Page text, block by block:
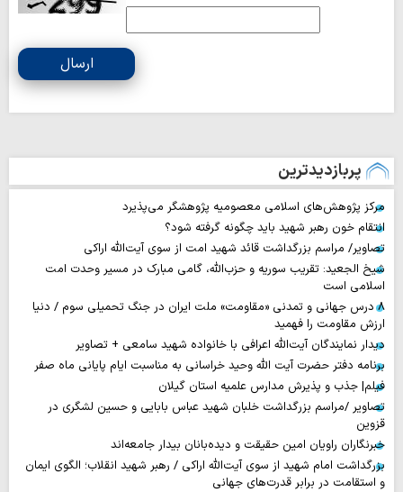
ارسال
پربازدیدترین
مرکز پژوهش‌های اسلامی معصومیه پژوهشگر می‌پذیرد
انتقام خون رهبر شهید باید چگونه گرفته شود؟
تصاویر/ مراسم بزرگداشت قائد شهید امت از سوی آیت‌الله اراکی
شیخ الجعید: تقریب سوریه و حزب‌الله، گامی مبارک در مسیر وحدت امت
اسلامی است
۸ درس جهانی و تمدنی «مقاومت» ملت ایران در جنگ تحمیلی سوم / دنیا
ارزش مقاومت را فهمید
دیدار نمایندگان آیت‌الله اعرافی با خانواده شهید سامعی + تصاویر
برنامه دفتر حضرت آیت الله وحید خراسانی به مناسبت ایام پایانی ماه صفر
فیلم| جذب و پذیرش مدارس علمیه استان گیلان
تصاویر /مراسم بزرگداشت خلبان شهید عباس بابایی و حسین لشگری در
قزوین
خبرنگاران راویان امین حقیقت و دیده‌بانان بیدار جامعه‌اند
بزرگداشت امام شهید از سوی آیت‌الله اراکی / رهبر شهید انقلاب؛ الگوی ایمان
و استقامت در برابر قدرت‌های جهانی